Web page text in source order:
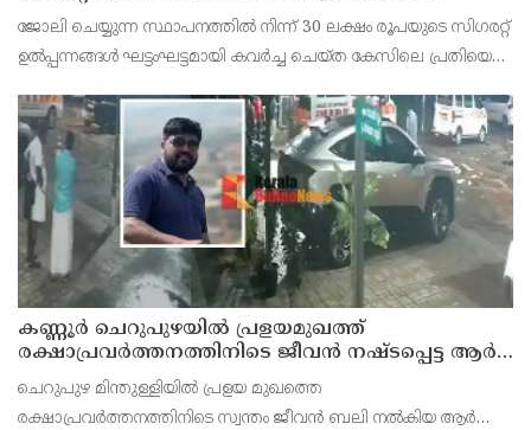
സെയിൽസ്മാൻ തെങ്കാശിയിൽ പിടിയിൽ
ജോലി ചെയ്യുന്ന സ്ഥാപനത്തിൽ നിന്ന് 30 ലക്ഷം രൂപയുടെ സിഗരറ്റ്
ഉൽപ്പന്നങ്ങൾ ഘട്ടംഘട്ടമായി കവർച്ച ചെയ്ത കേസിലെ പ്രതിയെ
സ്വദേശിയായ വേൽമുരുകൻ (40) ആണ
കണ്ണൂർ ചെറുപുഴയിൽ പ്രളയമുഖത്ത്
രക്ഷാപ്രവർത്തനത്തിനിടെ ജീവൻ നഷ്ടപ്പെട്ട ആർ.
രാജേഷിൻ്റെ ഭൗതിക ശരീരത്തോട് അനാദരവ്
കാണിച്ചതായി ആരോപണം
ചെറുപുഴ മിന്തുള്ളിയിൽ പ്രളയ മുഖത്തെ
രക്ഷാപ്രവർത്തനത്തിനിടെ സ്വന്തം ജീവൻ ബലി നൽകിയ ആർ